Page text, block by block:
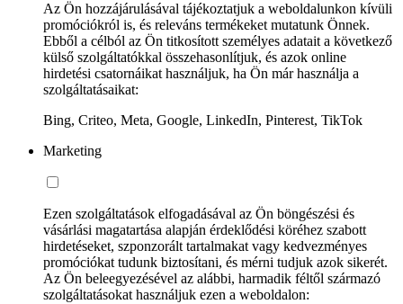
Az Ön hozzájárulásával tájékoztatjuk a weboldalunkon kívüli
promóciókról is, és releváns termékeket mutatunk Önnek.
Ebből a célból az Ön titkosított személyes adatait a következő
külső szolgáltatókkal összehasonlítjuk, és azok online
hirdetési csatornáikat használjuk, ha Ön már használja a
szolgáltatásaikat:
Bing, Criteo, Meta, Google, LinkedIn, Pinterest, TikTok
Marketing
Ezen szolgáltatások elfogadásával az Ön böngészési és
vásárlási magatartása alapján érdeklődési köréhez szabott
hirdetéseket, szponzorált tartalmakat vagy kedvezményes
promóciókat tudunk biztosítani, és mérni tudjuk azok sikerét.
Az Ön beleegyezésével az alábbi, harmadik féltől származó
szolgáltatásokat használjuk ezen a weboldalon: